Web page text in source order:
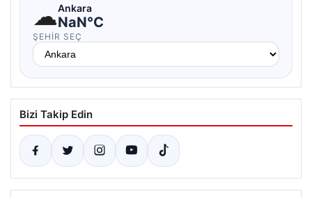
☁Ankara
NaN°C
ŞEHIR SEÇ
Bizi Takip Edin